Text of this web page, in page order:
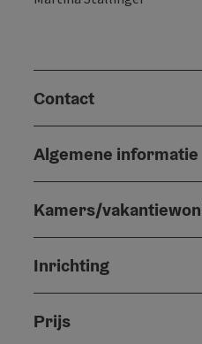
Contact
Algemene informatie
Kamers/
Inrichting
Prijs